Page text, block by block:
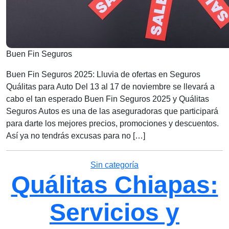
Buen Fin Seguros
Buen Fin Seguros 2025: Lluvia de ofertas en Seguros
Quálitas para Auto Del 13 al 17 de noviembre se llevará a
cabo el tan esperado Buen Fin Seguros 2025 y Quálitas
Seguros Autos es una de las aseguradoras que participará
para darte los mejores precios, promociones y descuentos.
Así ya no tendrás excusas para no […]
Categorías
Sin categoría
Quálitas Chiapas:
Servicios y